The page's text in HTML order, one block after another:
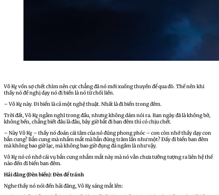
Vô Kỵ vốn sợ chết chìm nên cực chẳng đã nó mới xuống thuyền để qua đò. Thế nên khi
thầy nó đề nghị dạy nó đi biển là nó từ chối liền.
– Vô Kỵ này. Đi biển là cả một nghệ thuật. Nhất là đi biển trong đêm.
Trời đất, Vô Kỵ ngẫm nghĩ trong đầu, nhưng không dám nói ra. Ban ngày đã là không bờ,
không bến, chẳng biết đâu là đâu, bây giờ bắt đi ban đêm thì có chịu chết.
– Này Vô Kỵ – thầy nó đoán cái tâm của nó đúng phong phóc – con còn nhớ thầy dạy con
bắn cung? Bắn cung mà nhắm mắt mà bắn đúng trăm lần như một? Đấy đi biển ban đêm
mà không bao giờ lạc, mà không bao giờ đụng đá ngầm là như vậy.
Vô Kỵ nó có nhớ cái vụ bắn cung nhắm mắt này mà nó vẫn chưa tưởng tượng ra liên hệ thế
nào đến đi biển ban đêm.
Hải đăng (Đèn biển): Đèn để tránh
Nghe thầy nó nói đến hải đăng, Vô Kỵ sáng mắt lên: